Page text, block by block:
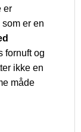
er
som er en
fornuft og
ikke en
måde